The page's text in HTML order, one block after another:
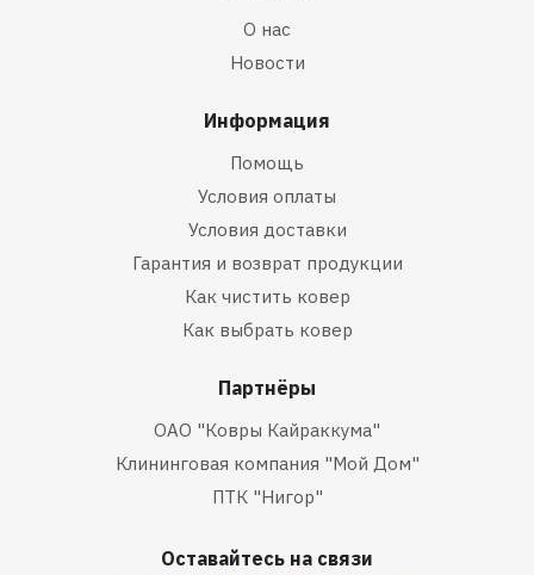
О нас
Новости
Информация
Помощь
Условия оплаты
Условия доставки
Гарантия и возврат продукции
Как чистить ковер
Как выбрать ковер
Партнёры
ОАО "Ковры Кайраккума"
Клининговая компания "Мой Дом"
ПТК "Нигор"
Оставайтесь на связи